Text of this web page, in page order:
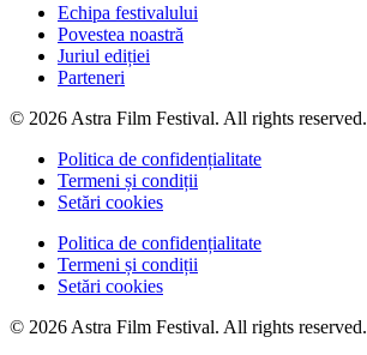
Echipa festivalului
Povestea noastră
Juriul ediției
Parteneri
© 2026 Astra Film Festival. All rights reserved.
Politica de confidențialitate
Termeni și condiții
Setări cookies
Politica de confidențialitate
Termeni și condiții
Setări cookies
© 2026 Astra Film Festival. All rights reserved.